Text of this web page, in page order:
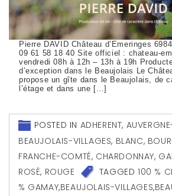
Pierre DAVID Château d’Emeringes
09 61 58 18 40 Site officiel : chateau-
vendredi 08h à 12h – 13h à 19h
d’exception dans le Beaujolais Le
propose un gîte dans le Beaujolais, de
l’étage et dans une […]
POSTED IN ADHERENT,
BEAUJOLAIS-VILLAGES, BLANC,
FRANCHE-COMTÉ, CHARDONNAY,
ROSÉ, ROUGE TAGGED100 %
% GAMAY,BEAUJOLAIS-VILLAGES,